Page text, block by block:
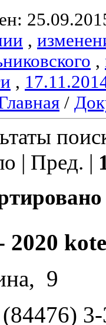
,
,
,
/
| Пред. |
2020
9